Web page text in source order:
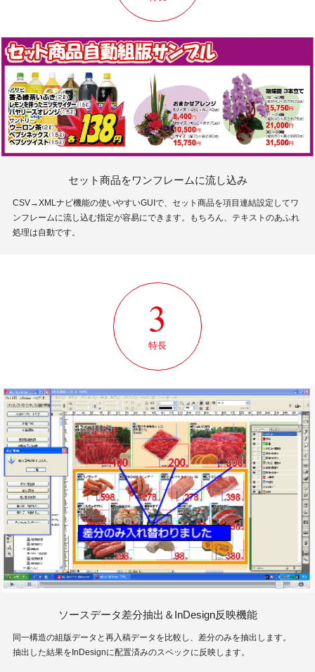
セット商品をワンフレームに流し込み
CSV→XMLナビ機能の使いやすいGUIで、セット商品を項目連結設定してワ
ンフレームに流し込む指定が容易にできます。もちろん、テキストのあふれ
処理は自動です。
特長
ソースデータ差分抽出＆InDesign反映機能
同一構造の組版データと再入稿データを比較し、差分のみを抽出します。
抽出した結果をInDesignに配置済みのスペックに反映します。